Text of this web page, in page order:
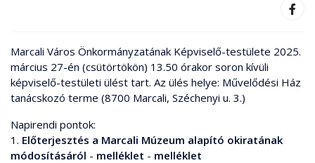
Marcali Város Önkormányzatának Képviselő-testülete 2025.
március 27-én (csütörtökön) 13.50 órakor soron kívüli
képviselő-testületi ülést tart. Az ülés helye: Művelődési Ház
tanácskozó terme (8700 Marcali, Széchenyi u. 3.)
Napirendi pontok:
1. Előterjesztés a Marcali Múzeum alapító okiratának
módosításáról - melléklet - melléklet